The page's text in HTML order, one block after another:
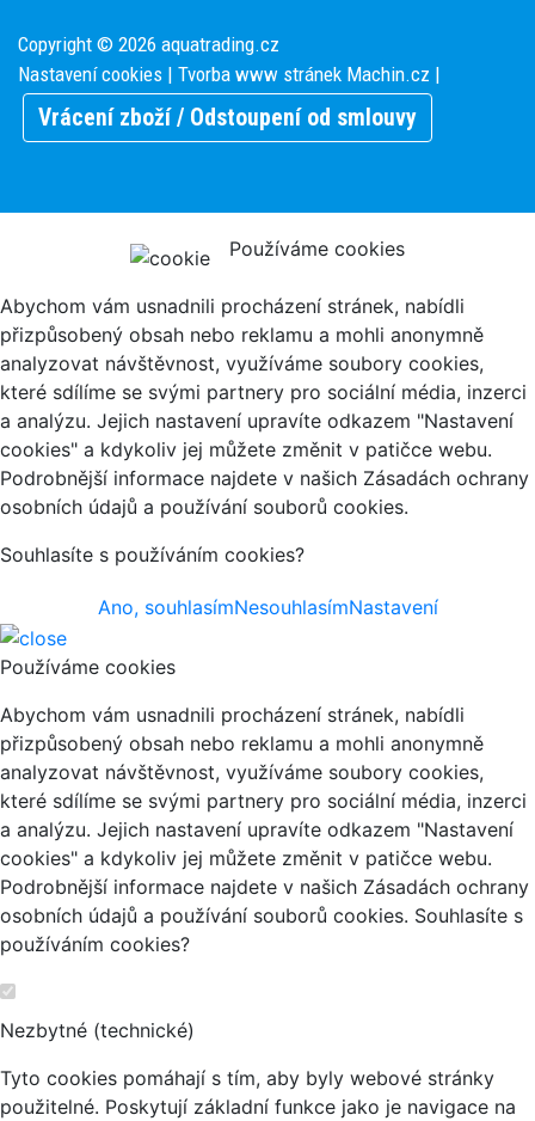
Copyright © 2026 aquatrading.cz
Nastavení cookies | Tvorba www stránek Machin.cz |
Vrácení zboží / Odstoupení od smlouvy
Používáme cookies
Abychom vám usnadnili procházení stránek, nabídli
přizpůsobený obsah nebo reklamu a mohli anonymně
analyzovat návštěvnost, využíváme soubory cookies,
které sdílíme se svými partnery pro sociální média, inzerci
a analýzu. Jejich nastavení upravíte odkazem "Nastavení
cookies" a kdykoliv jej můžete změnit v patičce webu.
Podrobnější informace najdete v našich Zásadách ochrany
osobních údajů a používání souborů cookies.
Souhlasíte s používáním cookies?
Ano, souhlasímNesouhlasímNastavení
Používáme cookies
Abychom vám usnadnili procházení stránek, nabídli
přizpůsobený obsah nebo reklamu a mohli anonymně
analyzovat návštěvnost, využíváme soubory cookies,
které sdílíme se svými partnery pro sociální média, inzerci
a analýzu. Jejich nastavení upravíte odkazem "Nastavení
cookies" a kdykoliv jej můžete změnit v patičce webu.
Podrobnější informace najdete v našich Zásadách ochrany
osobních údajů a používání souborů cookies. Souhlasíte s
používáním cookies?
Nezbytné (technické)
Tyto cookies pomáhají s tím, aby byly webové stránky
použitelné. Poskytují základní funkce jako je navigace na